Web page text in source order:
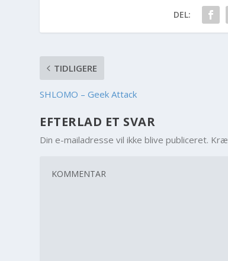
DEL:
TIDLIGERE
SHLOMO – Geek Attack
EFTERLAD ET SVAR
Din e-mailadresse vil ikke blive publiceret.